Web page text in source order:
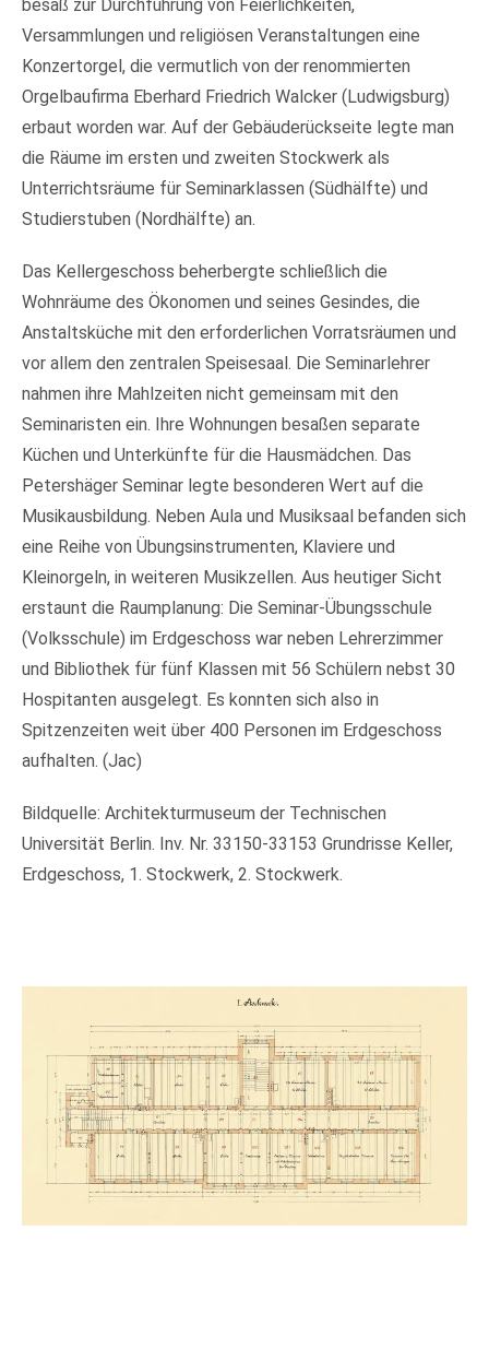
besaß zur Durchführung von Feierlichkeiten,
Versammlungen und religiösen Veranstaltungen eine
Konzertorgel, die vermutlich von der renommierten
Orgelbaufirma Eberhard Friedrich Walcker (Ludwigsburg)
erbaut worden war. Auf der Gebäuderückseite legte man
die Räume im ersten und zweiten Stockwerk als
Unterrichtsräume für Seminarklassen (Südhälfte) und
Studierstuben (Nordhälfte) an.
Das Kellergeschoss beherbergte schließlich die
Wohnräume des Ökonomen und seines Gesindes, die
Anstaltsküche mit den erforderlichen Vorratsräumen und
vor allem den zentralen Speisesaal. Die Seminarlehrer
nahmen ihre Mahlzeiten nicht gemeinsam mit den
Seminaristen ein. Ihre Wohnungen besaßen separate
Küchen und Unterkünfte für die Hausmädchen. Das
Petershäger Seminar legte besonderen Wert auf die
Musikausbildung. Neben Aula und Musiksaal befanden sich
eine Reihe von Übungsinstrumenten, Klaviere und
Kleinorgeln, in weiteren Musikzellen. Aus heutiger Sicht
erstaunt die Raumplanung: Die Seminar-Übungsschule
(Volksschule) im Erdgeschoss war neben Lehrerzimmer
und Bibliothek für fünf Klassen mit 56 Schülern nebst 30
Hospitanten ausgelegt. Es konnten sich also in
Spitzenzeiten weit über 400 Personen im Erdgeschoss
aufhalten. (Jac)
Bildquelle: Architekturmuseum der Technischen
Universität Berlin. Inv. Nr. 33150-33153 Grundrisse Keller,
Erdgeschoss, 1. Stockwerk, 2. Stockwerk.